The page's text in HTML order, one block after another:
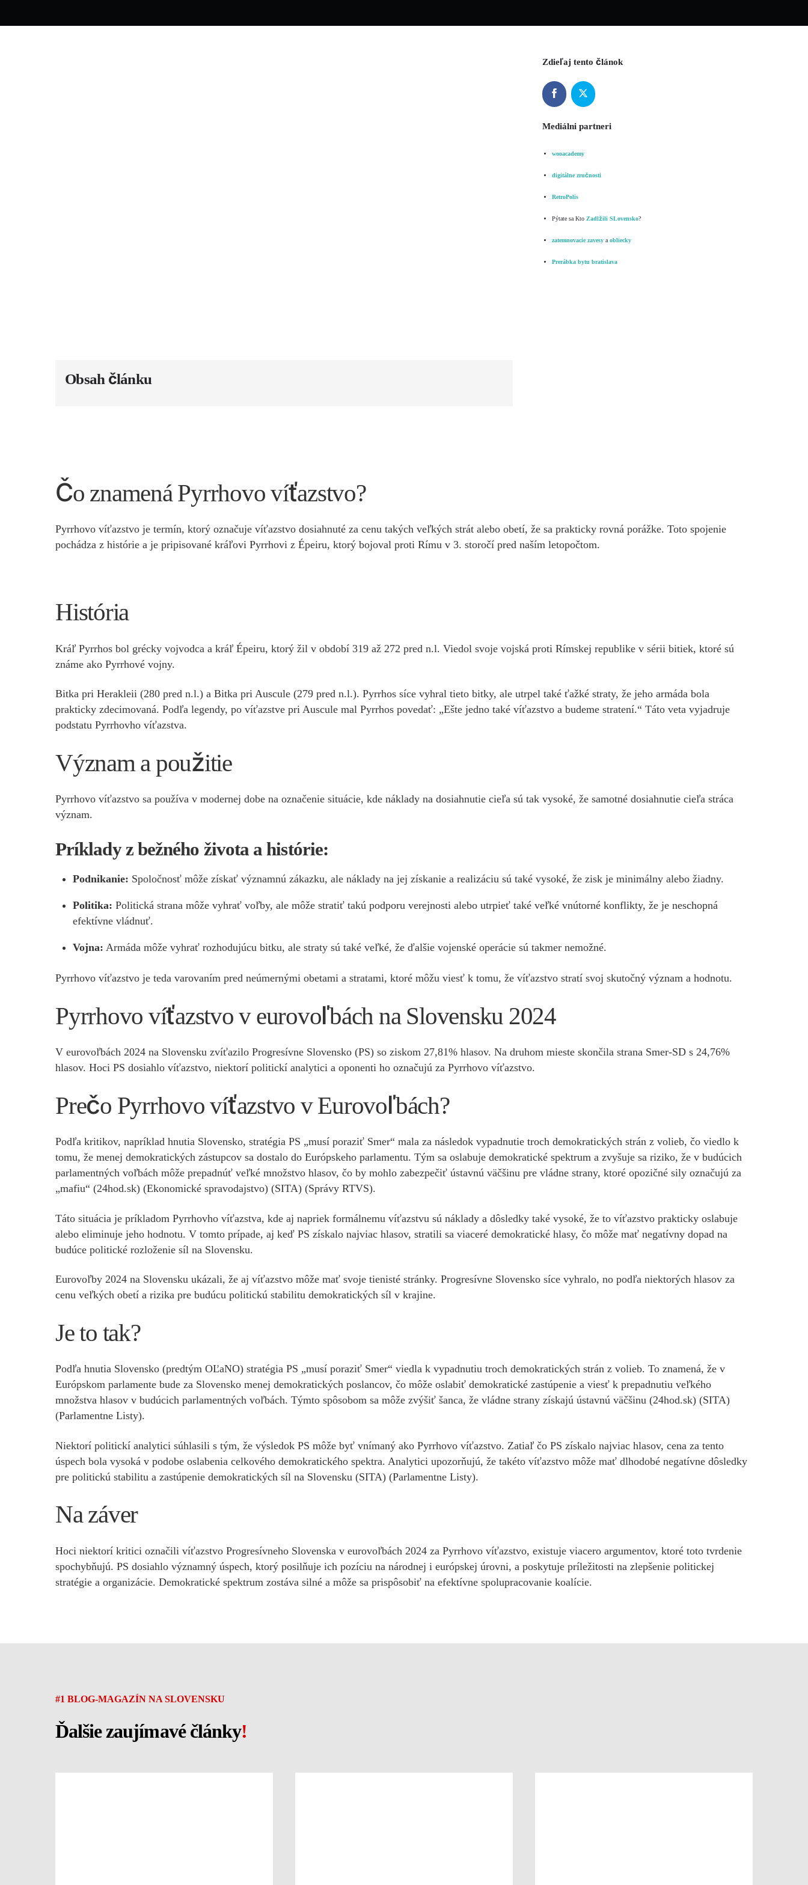
Zdieľaj tento článok
Mediálni partneri
wooacademy
digitálne zručnosti
RetroPolis
Pýtate sa Kto Zadlžili SLovensko?
zatemnovacie zavesya obliecky
Prerábka bytu bratislava
Obsah článku
Čo znamená Pyrrhovo víťazstvo?
Pyrrhovo víťazstvo je termín, ktorý označuje víťazstvo dosiahnuté za cenu takých veľkých strát alebo obetí, že sa prakticky rovná porážke. Toto spojenie
pochádza z histórie a je pripisované kráľovi Pyrrhovi z Épeiru, ktorý bojoval proti Rímu v 3. storočí pred naším letopočtom.
História
Kráľ Pyrrhos bol grécky vojvodca a kráľ Épeiru, ktorý žil v období 319 až 272 pred n.l. Viedol svoje vojská proti Rímskej republike v sérii bitiek, ktoré sú
známe ako Pyrrhové vojny.
Bitka pri Herakleii (280 pred n.l.) a Bitka pri Auscule (279 pred n.l.). Pyrrhos síce vyhral tieto bitky, ale utrpel také ťažké straty, že jeho armáda bola
prakticky zdecimovaná. Podľa legendy, po víťazstve pri Auscule mal Pyrrhos povedať: „Ešte jedno také víťazstvo a budeme stratení.“ Táto veta vyjadruje
podstatu Pyrrhovho víťazstva.
Význam a použitie
Pyrrhovo víťazstvo sa používa v modernej dobe na označenie situácie, kde náklady na dosiahnutie cieľa sú tak vysoké, že samotné dosiahnutie cieľa stráca
význam.
Príklady z bežného života a histórie:
Podnikanie: Spoločnosť môže získať významnú zákazku, ale náklady na jej získanie a realizáciu sú také vysoké, že zisk je minimálny alebo žiadny.
Politika: Politická strana môže vyhrať voľby, ale môže stratiť takú podporu verejnosti alebo utrpieť také veľké vnútorné konflikty, že je neschopná
efektívne vládnuť.
Vojna: Armáda môže vyhrať rozhodujúcu bitku, ale straty sú také veľké, že ďalšie vojenské operácie sú takmer nemožné.
Pyrrhovo víťazstvo je teda varovaním pred neúmernými obetami a stratami, ktoré môžu viesť k tomu, že víťazstvo stratí svoj skutočný význam a hodnotu.
Pyrrhovo víťazstvo v eurovoľbách na Slovensku 2024
V eurovoľbách 2024 na Slovensku zvíťazilo Progresívne Slovensko (PS) so ziskom 27,81% hlasov. Na druhom mieste skončila strana Smer-SD s 24,76%
hlasov. Hoci PS dosiahlo víťazstvo, niektorí politickí analytici a oponenti ho označujú za Pyrrhovo víťazstvo.
Prečo Pyrrhovo víťazstvo v Eurovoľbách?
Podľa kritikov, napríklad hnutia Slovensko, stratégia PS „musí poraziť Smer“ mala za následok vypadnutie troch demokratických strán z volieb, čo viedlo k
tomu, že menej demokratických zástupcov sa dostalo do Európskeho parlamentu. Tým sa oslabuje demokratické spektrum a zvyšuje sa riziko, že v budúcich
parlamentných voľbách môže prepadnúť veľké množstvo hlasov, čo by mohlo zabezpečiť ústavnú väčšinu pre vládne strany, ktoré opozičné sily označujú za
„mafiu“​ (24hod.sk)​​ (Ekonomické spravodajstvo)​​ (SITA)​​ (Správy RTVS)​.
Táto situácia je príkladom Pyrrhovho víťazstva, kde aj napriek formálnemu víťazstvu sú náklady a dôsledky také vysoké, že to víťazstvo prakticky oslabuje
alebo eliminuje jeho hodnotu. V tomto prípade, aj keď PS získalo najviac hlasov, stratili sa viaceré demokratické hlasy, čo môže mať negatívny dopad na
budúce politické rozloženie síl na Slovensku.
Eurovoľby 2024 na Slovensku ukázali, že aj víťazstvo môže mať svoje tienisté stránky. Progresívne Slovensko síce vyhralo, no podľa niektorých hlasov za
cenu veľkých obetí a rizika pre budúcu politickú stabilitu demokratických síl v krajine.
Je to tak?
Podľa hnutia Slovensko (predtým OĽaNO) stratégia PS „musí poraziť Smer“ viedla k vypadnutiu troch demokratických strán z volieb. To znamená, že v
Európskom parlamente bude za Slovensko menej demokratických poslancov, čo môže oslabiť demokratické zastúpenie a viesť k prepadnutiu veľkého
množstva hlasov v budúcich parlamentných voľbách. Týmto spôsobom sa môže zvýšiť šanca, že vládne strany získajú ústavnú väčšinu​ (24hod.sk)​​ (SITA)​​
(Parlamentne Listy)​.
Niektorí politickí analytici súhlasili s tým, že výsledok PS môže byť vnímaný ako Pyrrhovo víťazstvo. Zatiaľ čo PS získalo najviac hlasov, cena za tento
úspech bola vysoká v podobe oslabenia celkového demokratického spektra. Analytici upozorňujú, že takéto víťazstvo môže mať dlhodobé negatívne dôsledky
pre politickú stabilitu a zastúpenie demokratických síl na Slovensku​ (SITA)​​ (Parlamentne Listy)​.
Na záver
Hoci niektorí kritici označili víťazstvo Progresívneho Slovenska v eurovoľbách 2024 za Pyrrhovo víťazstvo, existuje viacero argumentov, ktoré toto tvrdenie
spochybňujú. PS dosiahlo významný úspech, ktorý posilňuje ich pozíciu na národnej i európskej úrovni, a poskytuje príležitosti na zlepšenie politickej
stratégie a organizácie. Demokratické spektrum zostáva silné a môže sa prispôsobiť na efektívne spolupracovanie koalície.
#1 BLOG-MAGAZÍN NA SLOVENSKU
Ďalšie zaujímavé články!